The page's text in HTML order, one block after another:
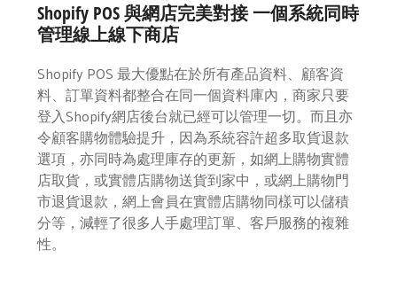
Shopify POS與網店完美對接一個系統同時
管理線上線下商店
Shopify POS 最大優點在於所有產品資料、顧客資
料、訂單資料都整合在同一個資料庫內，商家只要
登入Shopify網店後台就已經可以管理一切。而且亦
令顧客購物體驗提升，因為系統容許超多取貨退款
選項，亦同時為處理庫存的更新，如網上購物實體
店取貨，或實體店購物送貨到家中，或網上購物門
市退貨退款，網上會員在實體店購物同樣可以儲積
分等，減輕了很多人手處理訂單、客戶服務的複雜
性。